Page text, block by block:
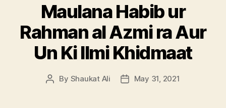
Maulana Habib ur
Rahman al Azmi ra Aur
Un Ki Ilmi Khidmaat
Post
By Shaukat Ali
PostMay 31, 2021